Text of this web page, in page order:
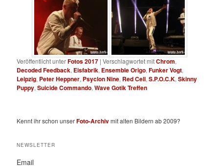
Veröffentlicht unterFotos 2017 |Verschlagwortet mitChrom,
Decoded Feedback, Eisfabrik, Ensemble Origo,Funker Vogt,
Leipzig, Peter Heppner, Psyclon Nine, Red Cell,S.P.O.C.K,Skinny
Puppy,Suicide Commando,Wave Gotik Treffen
Kennt ihr schon unserFoto-Archivmit alten Bildern ab 2009?
NEWSLETTER
Email